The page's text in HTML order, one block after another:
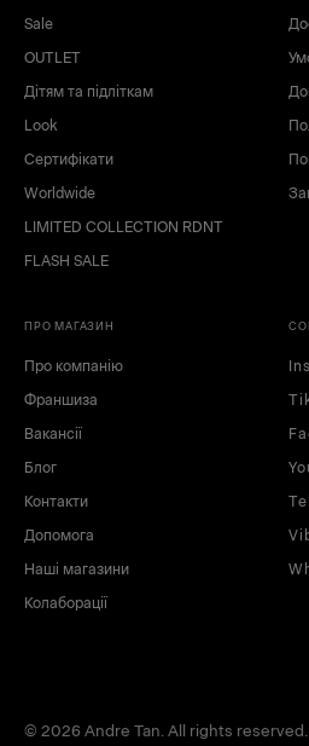
Sale
OUTLET
Дітям та підліткам
Look
Сертифікати
Worldwide
LIMITED COLLECTION RDNT
FLASH SALE
ПРО МАГАЗИН
Про компанію
Франшиза
Вакансії
Блог
Контакти
Допомога
Наші магазини
Колаборації
© 2026 Andre Tan. All rights reserved.